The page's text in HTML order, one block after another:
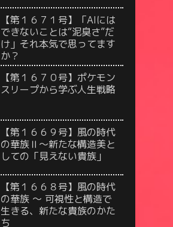
【第１６７１号】「AIには
できないことは“泥臭さ”だ
け」それ本気で思ってます
か？
【第１６７０号】ポケモン
スリープから学ぶ人生戦略
【第１６６９号】風の時代
の華族Ⅱ〜新たな構造美と
しての「見えない貴族」
【第１６６８号】風の時代
の華族 〜 可視性と構造で
生きる、新たな貴族のかた
ち